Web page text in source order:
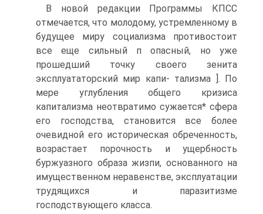
В новой редакции Программы КПСС
отмечается, что молодому, устремленному в
будущее миру социализма противостоит
все еще сильный п опасный, но уже
прошедший точку своего зенита
эксплуататорский мир капи- тализма ]. По
мере углубления общего кризиса
капитализма неотвратимо сужается* сфера
его господства, становится все более
очевидной его историческая обреченность,
возрастает порочность и ущербность
буржуазного образа жизпи, основанного на
имущественном неравенстве, эксплуатации
трудящихся и паразитизме
господствующего класса.